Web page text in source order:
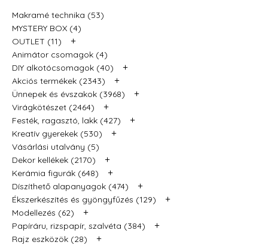
Makramé technika (53)
MYSTERY BOX (4)
OUTLET (11)
+
Animátor csomagok (4)
DIY alkotócsomagok (40)
+
Akciós termékek (2343) +
Ünnepek és évszakok (3968) +
Virágkötészet (2464) +
Festék, ragasztó, lakk (427) +
Kreatív gyerekek (530) +
Vásárlási utalvány (5)
Dekor kellékek (2170)
+
Kerámia figurák (648) +
Díszíthető alapanyagok (474) +
Ékszerkészítés és gyöngyfűzés (129) +
Modellezés (62) +
Papíráru, rizspapír, szalvéta (384) +
Rajz eszközök (28) +